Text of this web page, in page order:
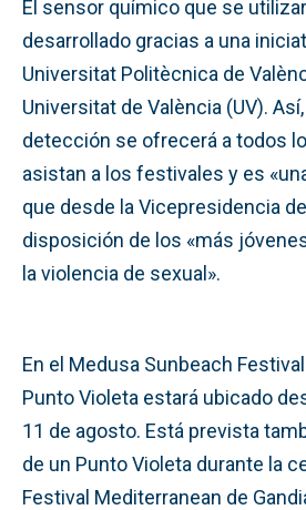
El sensor químico que se
desarrollado gracias a una
Universitat Politècnica de
Universitat de València (UV).
detección se ofrecerá a todos
asistan a los festivales y es
que desde la Vicepresidencia
disposición de los «más
la violencia de sexual».
En el Medusa Sunbeach
Punto Violeta estará ubicado
11 de agosto. Está prevista
de un Punto Violeta durante la
Festival Mediterranean de